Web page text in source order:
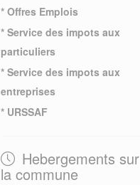
* Offres Emplois
* Service des impots aux
particuliers
* Service des impots aux
entreprises
* URSSAF
Hebergements sur
la commune